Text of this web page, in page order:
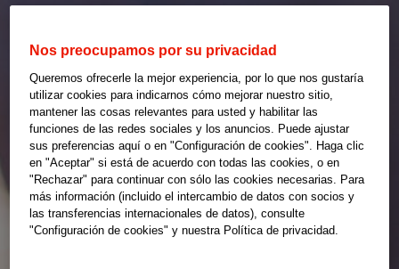
Nos preocupamos por su privacidad
Queremos ofrecerle la mejor experiencia, por lo que nos gustaría
utilizar cookies para indicarnos cómo mejorar nuestro sitio,
mantener las cosas relevantes para usted y habilitar las
funciones de las redes sociales y los anuncios. Puede ajustar
sus preferencias aquí o en "Configuración de cookies". Haga clic
en "Aceptar" si está de acuerdo con todas las cookies, o en
"Rechazar" para continuar con sólo las cookies necesarias. Para
más información (incluido el intercambio de datos con socios y
las transferencias internacionales de datos), consulte
"Configuración de cookies" y nuestra Política de privacidad.